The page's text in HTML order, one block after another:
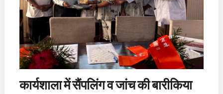
कार्यशाला में सैंपलिंग व जांच की बारीकिया